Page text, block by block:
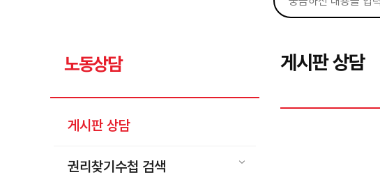
노동상담
게시판 상담
권리찾기수첩 검색
게시판 상담
권리찾기수첩 검색
찾아보기
노동조합 가입 안내
Sketchbook5, 스케치북5